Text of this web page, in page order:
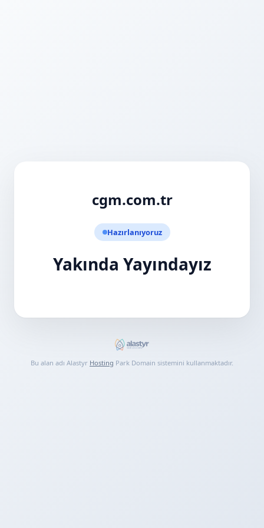
cgm.com.tr
Hazırlanıyoruz
Yakında Yayındayız
Bu alan adı Alastyr Hosting Park Domain sistemini kullanmaktadır.